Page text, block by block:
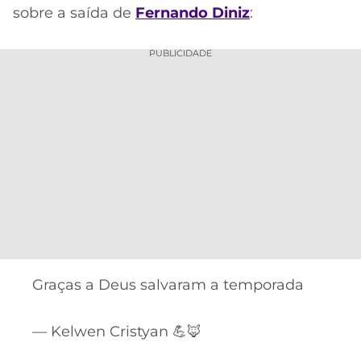
sobre a saída de Fernando Diniz:
PUBLICIDADE
Graças a Deus salvaram a temporada
— Kelwen Cristyan 💪🦊